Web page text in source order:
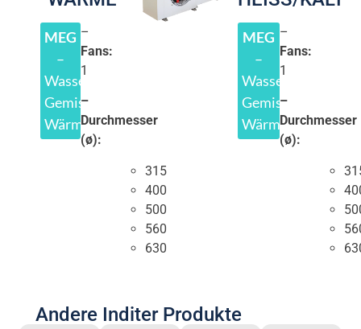
MEG
–
Wasser/Glykol-
Gemische.
Wärmeübertragungsflüssigkeiten
–
Fans:
1
–
Durchmesser
(ø):
315
400
500
560
630
MEG
–
Wasser/Glykol-
Gemische.
–
Fans:
1
–
Durchmesser
(ø):
Andere Inditer Produkte